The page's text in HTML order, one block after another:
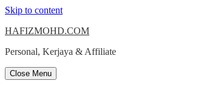
Skip to content
HAFIZMOHD.COM
Personal, Kerjaya & Affiliate
Close Menu